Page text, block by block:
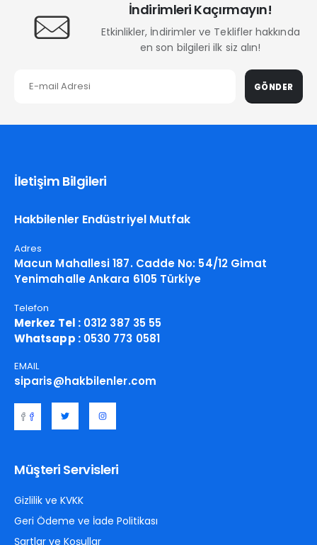
İndirimleri Kaçırmayın!
Etkinlikler, İndirimler ve Teklifler hakkında
en son bilgileri ilk siz alın!
GÖNDER
İletişim Bilgileri
Hakbilenler Endüstriyel Mutfak
Adres
Macun Mahallesi 187. Cadde No: 54/12 Gimat
Yenimahalle Ankara 6105 Türkiye
Telefon
Merkez Tel :0312 387 35 55
Whatsapp :0530 773 0581
EMAIL
siparis@hakbilenler.com
Müşteri Servisleri
Gizlilik ve KVKK
Geri Ödeme ve İade Politikası
Şartlar ve Koşullar